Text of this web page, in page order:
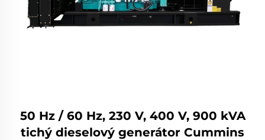
50 Hz / 60 Hz, 230 V, 400 V, 900 kVA
tichý dieselový generátor Cummins